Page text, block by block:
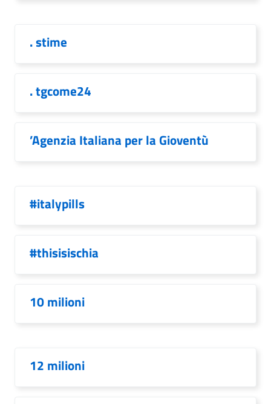
. stime
. tgcome24
’Agenzia Italiana per la Gioventù
#italypills
#thisisischia
10 milioni
12 milioni